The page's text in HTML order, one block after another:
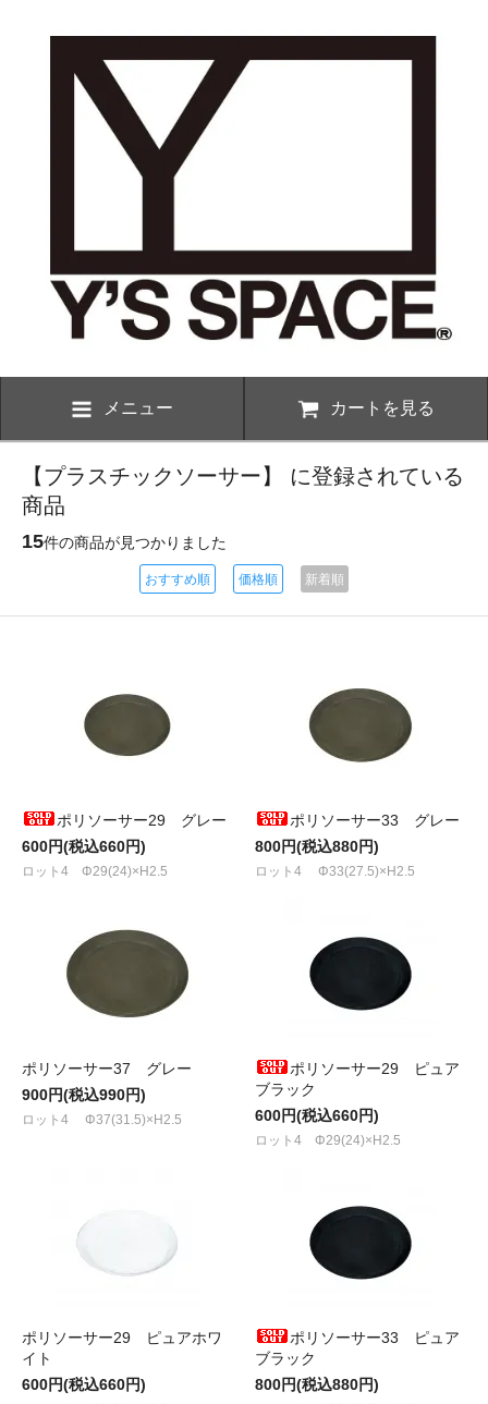
メニュー カートを見る
【プラスチックソーサー】 に登録されている
商品
15件の商品が見つかりました
おすすめ順 価格順 新着順
ポリソーサー29 グレー
600円(税込660円)
ロット4 Φ29(24)×H2.5
ポリソーサー33 グレー
800円(税込880円)
ロット4 Φ33(27.5)×H2.5
ポリソーサー37 グレー
900円(税込990円)
ロット4 Φ37(31.5)×H2.5
ポリソーサー29 ピュア
ブラック
600円(税込660円)
ロット4 Φ29(24)×H2.5
ポリソーサー29 ピュアホワ
イト
600円(税込660円)
ポリソーサー33 ピュア
ブラック
800円(税込880円)